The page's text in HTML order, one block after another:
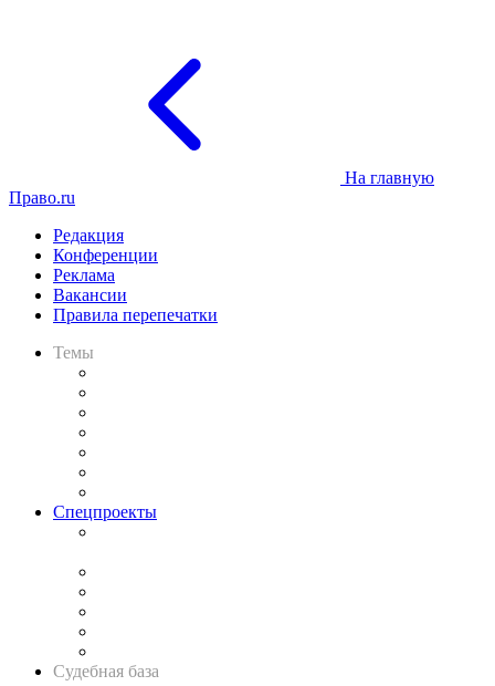
На главную
Право.ru
Редакция
Конференции
Реклама
Вакансии
Правила перепечатки
Темы
Спецпроекты
Судебная база